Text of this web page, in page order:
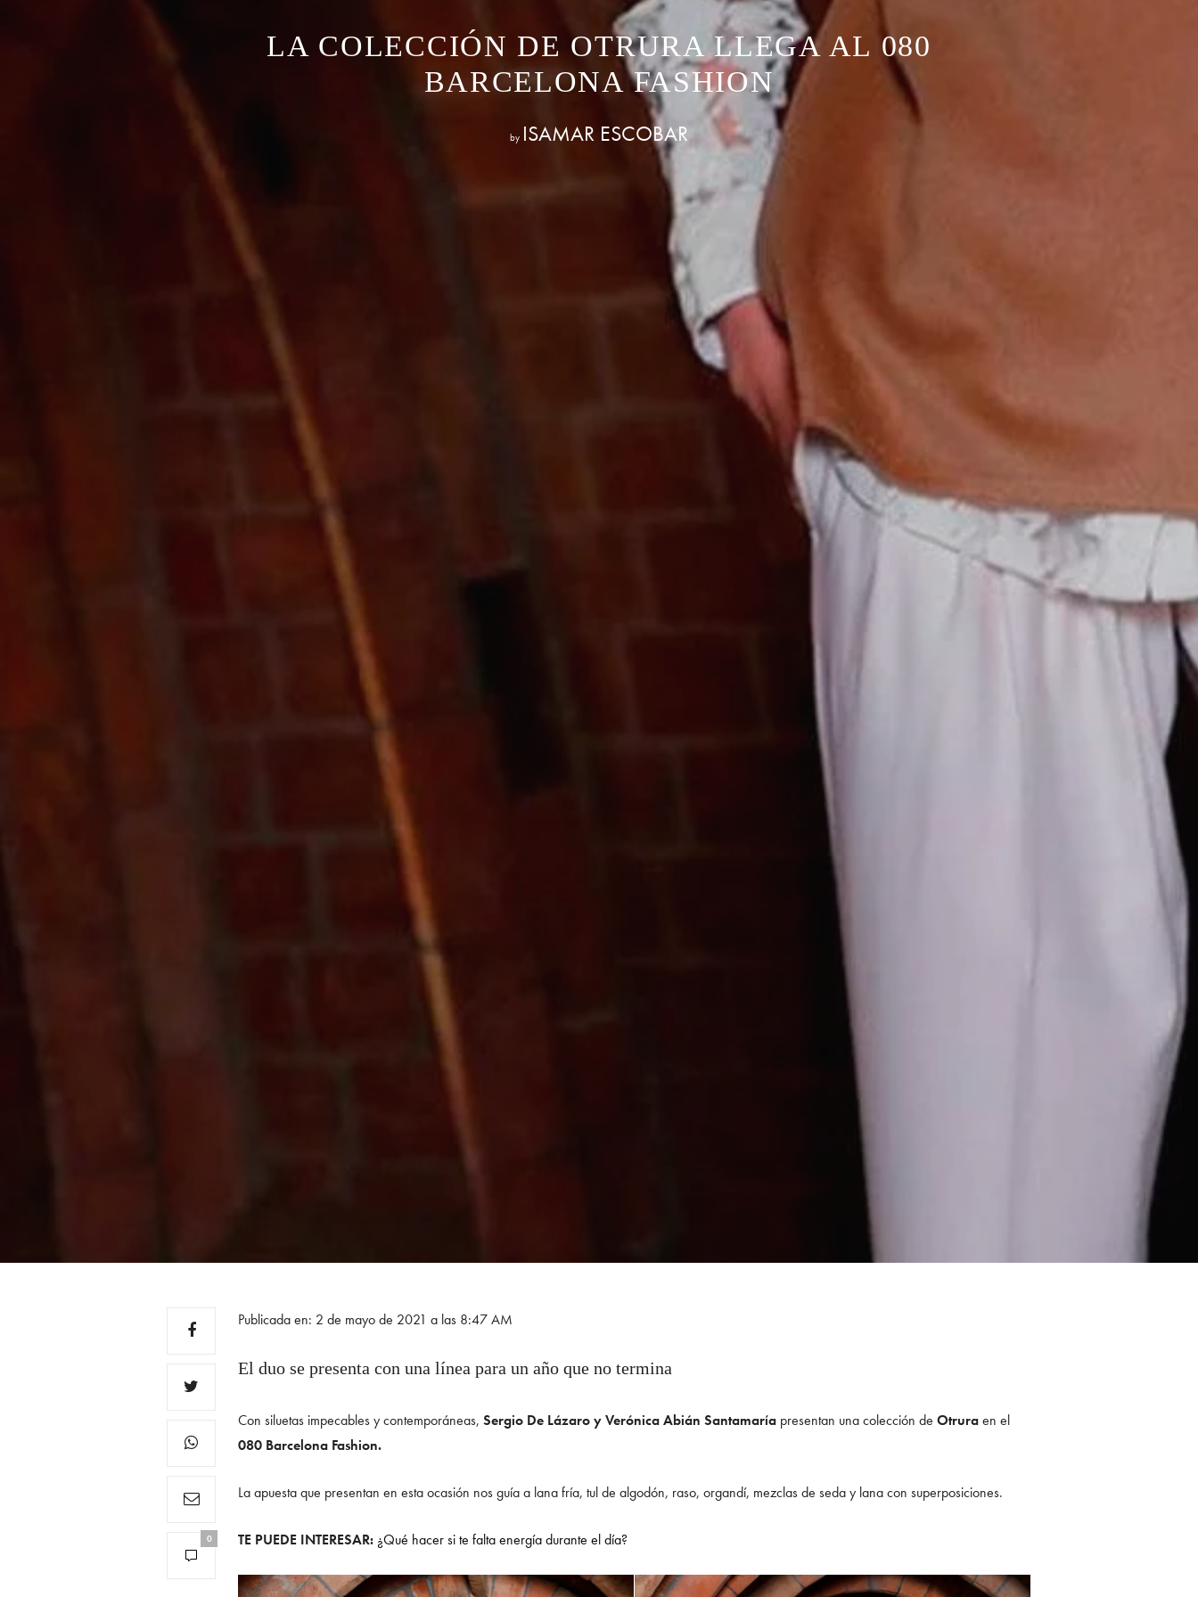
LA COLECCIÓN DE OTRURA LLEGA AL 080
BARCELONA FASHION
by ISAMAR ESCOBAR
0
Publicada en: 2 de mayo de 2021 a las 8:47 AM
El duo se presenta con una línea para un año que no termina
Con siluetas impecables y contemporáneas, Sergio De Lázaro y Verónica Abián Santamaría presentan una colección de Otruraen el
080 Barcelona Fashion.
La apuesta que presentan en esta ocasión nos guía a lana fría, tul de algodón, raso, organdí, mezclas de seda y lana con superposiciones.
TE PUEDE INTERESAR: ¿Qué hacer si te falta energía durante el día?